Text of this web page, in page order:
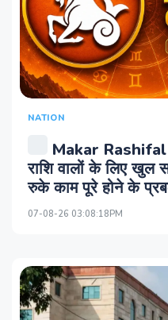
NATION
Makar
राशि वालों के लिए खुल
रुके काम पूरे होने के
07-08-26 03:08:18PM